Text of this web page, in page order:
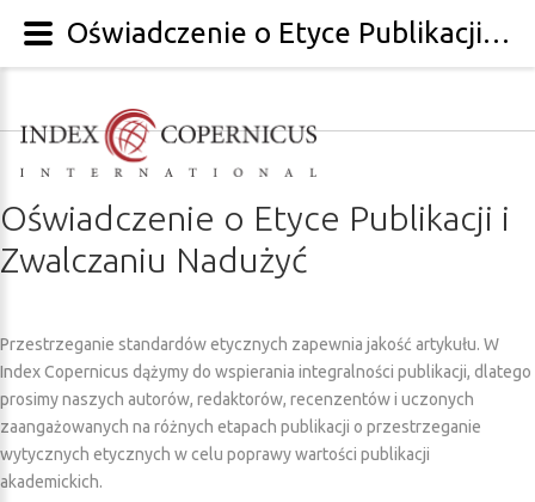
Oświadczenie o Etyce Publikacji i
Zwalczaniu Nadużyć
Przestrzeganie standardów etycznych zapewnia jakość artykułu. W
Index Copernicus dążymy do wspierania integralności publikacji, dlatego
prosimy naszych autorów, redaktorów, recenzentów i uczonych
zaangażowanych na różnych etapach publikacji o przestrzeganie
wytycznych etycznych w celu poprawy wartości publikacji
akademickich.
Oświadczenie o Etyce Publikacji i Zwalczaniu Nadużyć